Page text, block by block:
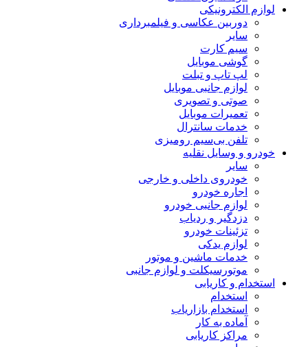
لوازم الکترونیکی
دوربین عکاسی و فیلمبرداری
سایر
سیم کارت
گوشی موبایل
لپ تاپ و تبلت
لوازم جانبی موبایل
صوتی و تصویری
تعمیرات موبایل
خدمات سانترال
تلفن بی‌سیم رومیزی
خودرو و وسایل نقلیه
سایر
خودروی داخلی و خارجی
اجاره خودرو
لوازم جانبی خودرو
دزدگیر و ردیاب
تزئینات خودرو
لوازم یدکی
خدمات ماشین و موتور
موتورسیکلت و لوازم جانبی
استخدام و کاریابی
استخدام
استخدام بازاریاب
آماده به کار
مراکز کاریابی